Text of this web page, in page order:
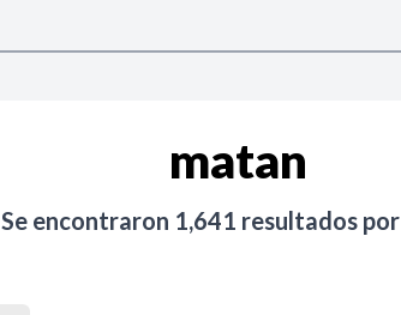
matan
Se encontraron 1,641 resultados por